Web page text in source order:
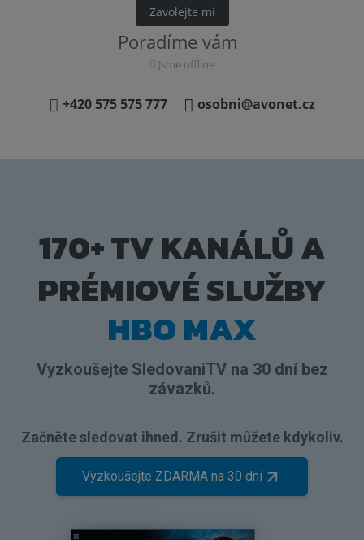
Poradíme vám
Jsme offline
+420 575 575 777 osobni@avonet.cz
170+ TV KANÁLŮ A
PRÉMIOVÉ SLUŽBY
HBO MAX
Vyzkoušejte SledovaniTV na 30 dní bez
závazků.
Začněte sledovat ihned. Zrušit můžete kdykoliv.
Vyzkoušejte ZDARMA na 30 dní